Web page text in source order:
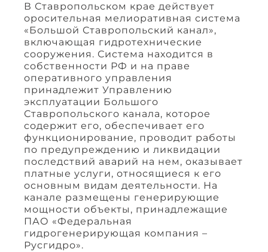
В Ставропольском крае действует
оросительная мелиоративная система
«Большой Ставропольский канал»,
включающая гидротехнические
сооружения. Система находится в
собственности РФ и на праве
оперативного управления
принадлежит Управлению
эксплуатации Большого
Ставропольского канала, которое
содержит его, обеспечивает его
функционирование, проводит работы
по предупреждению и ликвидации
последствий аварий на нем, оказывает
платные услуги, относящиеся к его
основным видам деятельности. На
канале размещены генерирующие
мощности объекты, принадлежащие
ПАО «Федеральная
гидрогенерирующая компания –
Русгидро».